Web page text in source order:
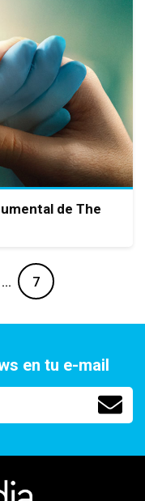
de The
… 7
en tu e-mail